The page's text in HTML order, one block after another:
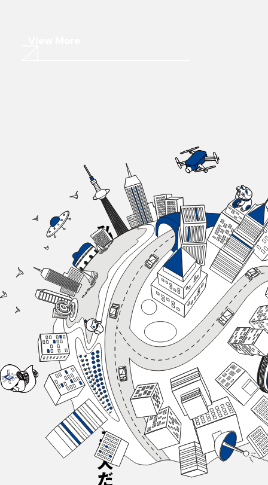
私たちがつないできた長い歴史も。
社会の未来を描くこれから始まる挑戦
も。その物語の中心で輝いているの
は、いつの時代も、私たち「人」の情熱
です。
一人ひとりが持つ、譲れない想い。 チ
ームだからこそ、響きあう多様な価値
観。 挑戦を続けられる、安心の環境。
麻生商事という舞台で躍動する、社員
たちのリアルな声に触れてみてくださ
い。